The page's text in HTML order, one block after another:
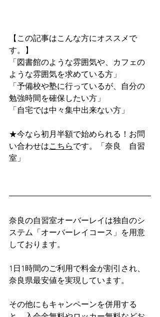
【この記事はこんな方にオススメで
す。】
「図書館のような雰囲気や、カフェの
ような雰囲気を求めている方」
「予備校や塾に行っているが、自分の
勉強時間を確保したい方」
「自宅では中々集中出来ない方」
★今なら初月半額で始められる！お問
い合わせはこちらです。「奈良　自習
室」
奈良の自習室オーバーレイは独自のシ
ステム「オーバーレイコース」を用意
しております。
1日1時間のご利用で料金が割引され、
奈良県最安値を実現しています。
その他にもキャンペーンを併用する